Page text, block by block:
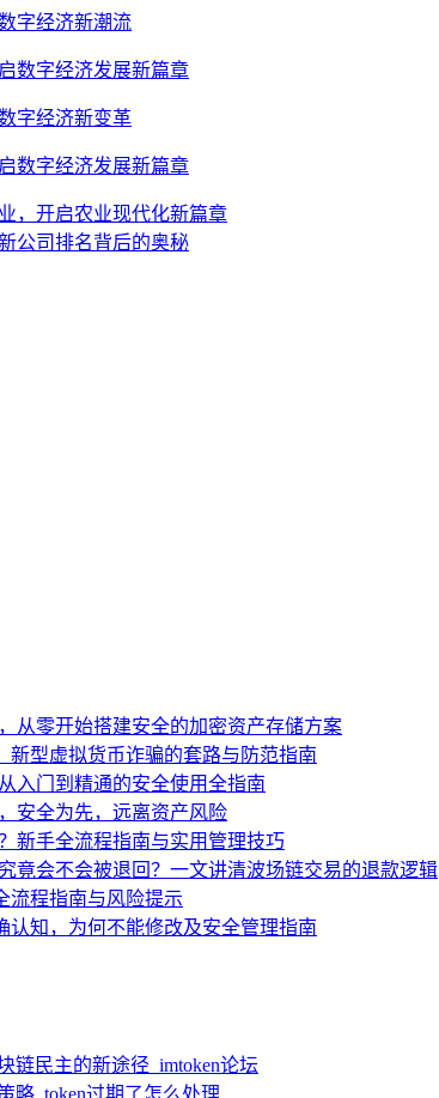
字经济新潮流
数字经济发展新篇章
字经济新变革
数字经济发展新篇章
，开启农业现代化新篇章
公司排名背后的奥秘
从零开始搭建安全的加密资产存储方案
新型虚拟货币诈骗的套路与防范指南
入门到精通的安全使用全指南
安全为先，远离资产风险
新手全流程指南与实用管理技巧
竟会不会被退回？一文讲清波场链交易的退款逻辑
流程指南与风险提示
认知，为何不能修改及安全管理指南
链民主的新途径_imtoken论坛
略_token过期了怎么处理